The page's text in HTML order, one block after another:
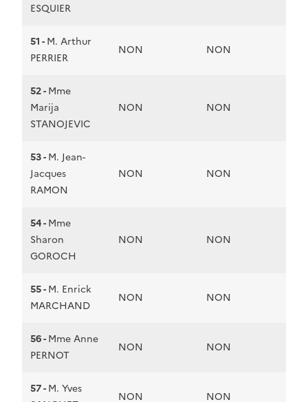
ESQUIER
51 -M. Arthur
PERRIER
NON NON
52 -Mme
Marija
STANOJEVIC
NON NON
53 -M. Jean-
Jacques
RAMON
NON NON
54 -Mme
Sharon
GOROCH
NON NON
55 -M. Enrick
MARCHAND
NON NON
56 -Mme Anne
PERNOT
NON NON
57 -M. Yves
NON NON